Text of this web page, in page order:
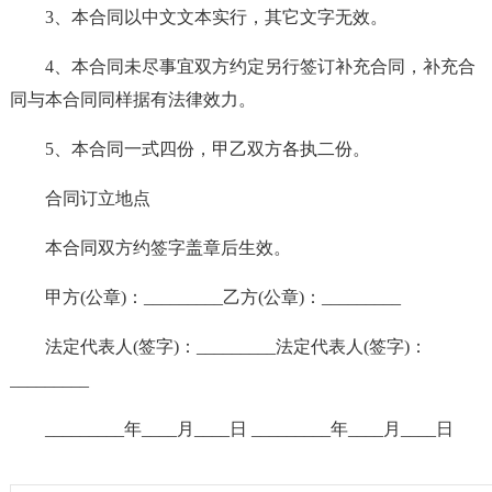
3、本合同以中文文本实行，其它文字无效。
4、本合同未尽事宜双方约定另行签订补充合同，补充合
同与本合同同样据有法律效力。
5、本合同一式四份，甲乙双方各执二份。
合同订立地点
本合同双方约签字盖章后生效。
甲方(公章)：_________乙方(公章)：_________
法定代表人(签字)：_________法定代表人(签字)：
_________年____月____日 _________年____月____日